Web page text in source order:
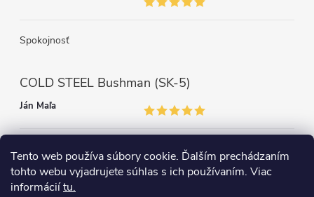
Tento web používa súbory cookie. Ďalším prechádzaním
tohto webu vyjadrujete súhlas s ich používaním. Viac
informáciítu.
Spokojnosť
COLD STEEL Bushman (SK-5)
Ján Maľa
Môžem len povedať super,super a super nôž